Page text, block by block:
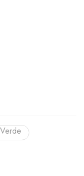
Verde